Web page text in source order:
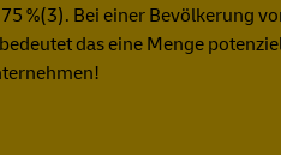
%(3). Bei einer Bevölkerung
das eine Menge